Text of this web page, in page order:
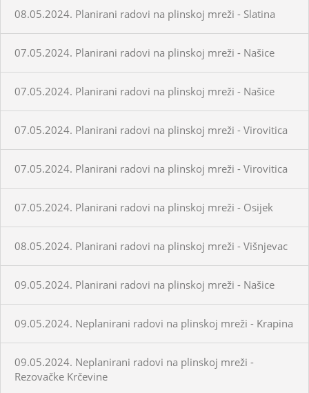
08.05.2024. Planirani radovi na plinskoj mreži - Slatina
07.05.2024. Planirani radovi na plinskoj mreži - Našice
07.05.2024. Planirani radovi na plinskoj mreži - Našice
07.05.2024. Planirani radovi na plinskoj mreži - Virovitica
07.05.2024. Planirani radovi na plinskoj mreži - Virovitica
07.05.2024. Planirani radovi na plinskoj mreži - Osijek
08.05.2024. Planirani radovi na plinskoj mreži - Višnjevac
09.05.2024. Planirani radovi na plinskoj mreži - Našice
09.05.2024. Neplanirani radovi na plinskoj mreži - Krapina
09.05.2024. Neplanirani radovi na plinskoj mreži -
Rezovačke Krčevine